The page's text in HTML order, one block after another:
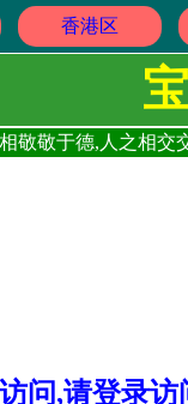
香港区
敬敬于德,人之相
访问,请登录